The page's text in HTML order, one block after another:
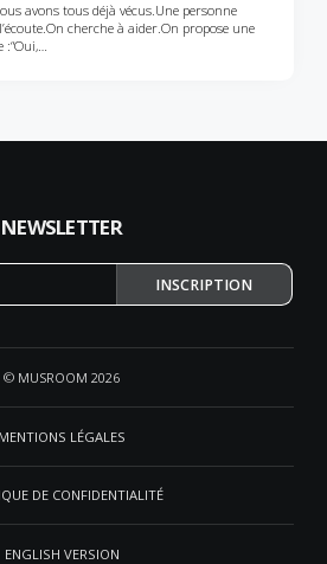
avons tous déjà vécus.Une personne
cherche à aider.On propose une
:“Oui,…
NEWSLETTER
INSCRIPTION
© MUSROOM 2026
MENTIONS LÉGALES
DE CONFIDENTIALITÉ
ENGLISH VERSION